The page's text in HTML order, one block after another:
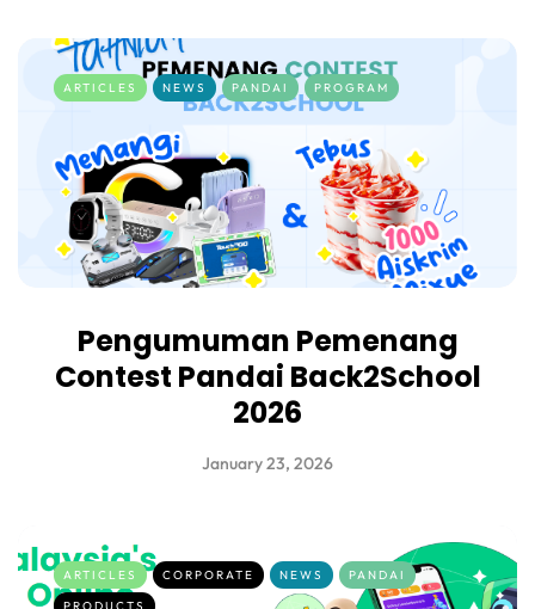
ARTICLES NEWS PANDAI PROGRAM
Pengumuman Pemenang
Contest Pandai Back2School
2026
January 23, 2026
ARTICLES CORPORATE NEWS
PANDAI
PRODUCTS